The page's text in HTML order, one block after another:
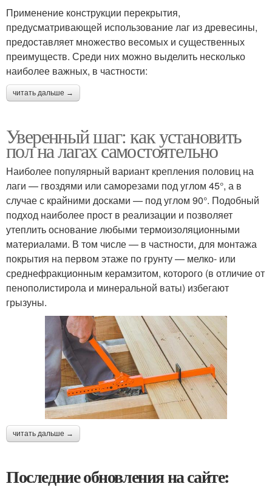
Применение конструкции перекрытия,
предусматривающей использование лаг из древесины,
предоставляет множество весомых и существенных
преимуществ. Среди них можно выделить несколько
наиболее важных, в частности:
читать дальше →
Уверенный шаг: как установить
пол на лагах самостоятельно
Наиболее популярный вариант крепления половиц на
лаги — гвоздями или саморезами под углом 45°, а в
случае с крайними досками — под углом 90°. Подобный
подход наиболее прост в реализации и позволяет
утеплить основание любыми термоизоляционными
материалами. В том числе — в частности, для монтажа
покрытия на первом этаже по грунту — мелко- или
среднефракционным керамзитом, которого (в отличие от
пенополистирола и минеральной ваты) избегают
грызуны.
читать дальше →
Последние обновления на сайте: